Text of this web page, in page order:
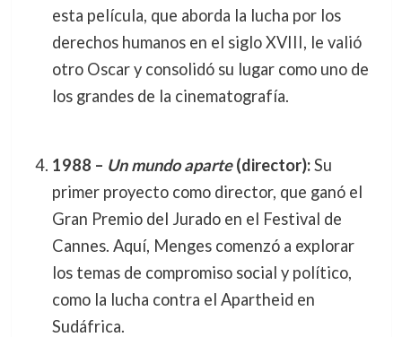
esta película, que aborda la lucha por los
derechos humanos en el siglo XVIII, le valió
otro Oscar y consolidó su lugar como uno de
los grandes de la cinematografía.
1988 – Un mundo aparte(director):Su
primer proyecto como director, que ganó el
Gran Premio del Jurado en el Festival de
Cannes. Aquí, Menges comenzó a explorar
los temas de compromiso social y político,
como la lucha contra el Apartheid en
Sudáfrica.